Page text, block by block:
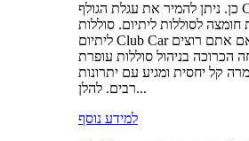
כן. ניתן להמיר את עגלת הגולף Club Car שלכם
חומצה לסוללות ליתיום. סוללות
ליתיום Club Car הן אופציה נהדרת אם אתם רוצים
הכרוכה בניהול סוללות עופרת
קל יחסית ומגיע עם יתרונות
רבים. להלן...
למידע נוסף